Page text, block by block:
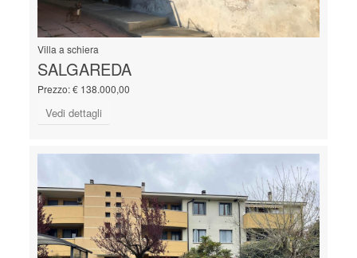
Villa a schiera
SALGAREDA
Prezzo: € 138.000,00
Vedi dettagli